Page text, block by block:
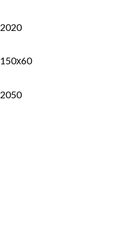
2020
150х60
2050